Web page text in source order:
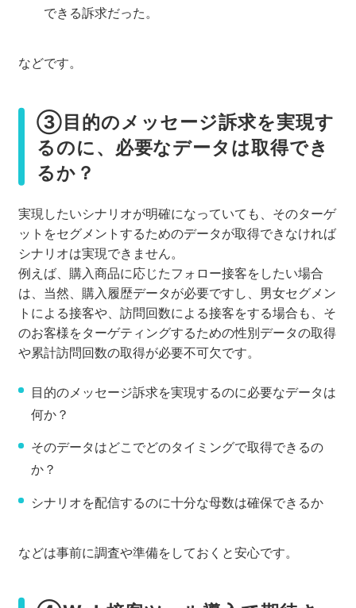
できる訴求だった。
などです。
③目的のメッセージ訴求を実現す
るのに、必要なデータは取得でき
るか？
実現したいシナリオが明確になっていても、そのターゲ
ットをセグメントするためのデータが取得できなければ
シナリオは実現できません。
例えば、購入商品に応じたフォロー接客をしたい場合
は、当然、購入履歴データが必要ですし、男女セグメン
トによる接客や、訪問回数による接客をする場合も、そ
のお客様をターゲティングするための性別データの取得
や累計訪問回数の取得が必要不可欠です。
目的のメッセージ訴求を実現するのに必要なデータは
何か？
そのデータはどこでどのタイミングで取得できるの
か？
シナリオを配信するのに十分な母数は確保できるか
などは事前に調査や準備をしておくと安心です。